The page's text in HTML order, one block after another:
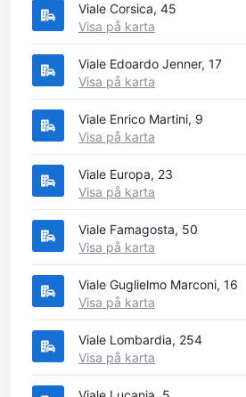
Viale Corsica, 45
Visa på karta
Viale Edoardo Jenner, 17
Visa på karta
Viale Enrico Martini, 9
Visa på karta
Viale Europa, 23
Visa på karta
Viale Famagosta, 50
Visa på karta
Viale Guglielmo Marconi, 16
Visa på karta
Viale Lombardia, 254
Visa på karta